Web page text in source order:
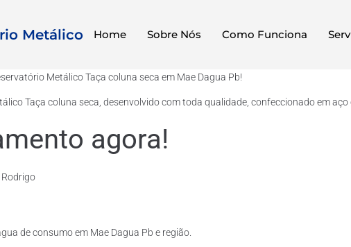
Metálico Home Sobre Nós Como Funciona
Metálico Taça coluna seca em Mae Dagua Pb!
Taça coluna seca, desenvolvido com toda qualidade, confeccionado em
agora!
de consumo em Mae Dagua Pb e região.